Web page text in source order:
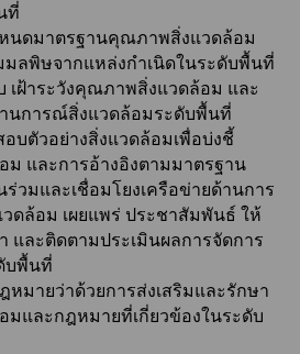
ที่
นดมาตรฐานคุณภาพสิ่งแวดล้อม
ลพิษจากแหล่งกำเนิดในระดับพื้นที่
เฝ้าระวังคุณภาพสิ่งแวดล้อม และ
นการณ์สิ่งแวดล้อมระดับพื้นที่
บตัวอย่างสิ่งแวดล้อมเพื่อบ่งชี้
และการอ้างอิงตามมาตรฐาน
ร่วมและเชื่อมโยงเครือข่ายด้านการ
ดล้อม เผยแพร่ ประชาสัมพันธ์ ให้
และติดตามประเมินผลการจัดการ
บพื้นที่
หมายว่าด้วยการส่งเสริมและรักษา
และกฎหมายที่เกี่ยวข้องในระดับ